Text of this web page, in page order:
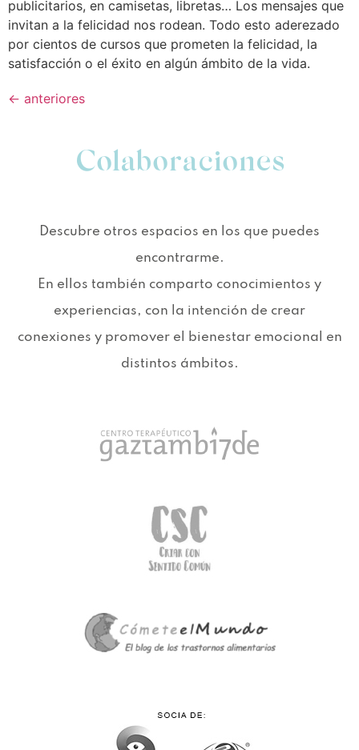
publicitarios, en camisetas, libretas… Los mensajes que
invitan a la felicidad nos rodean. Todo esto aderezado
por cientos de cursos que prometen la felicidad, la
satisfacción o el éxito en algún ámbito de la vida.
← anteriores
Colaboraciones
Descubre otros espacios en los que puedes
encontrarme.
En ellos también comparto conocimientos y
experiencias, con la intención de crear
conexiones y promover el bienestar emocional en
distintos ámbitos.